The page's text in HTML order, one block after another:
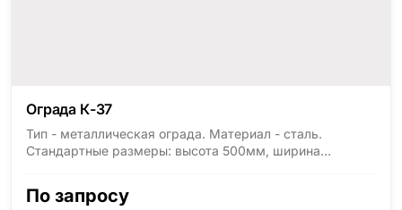
Ограда К-37
Тип - металлическая ограда. Материал - сталь.
Стандартные размеры: высота 500мм, ширина
По запросу